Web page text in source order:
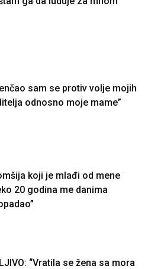
sam se protiv volje mojih
odnosno moje mame”
koji je mlađi od mene
20 godina me danima
“Vratila se žena sa mora